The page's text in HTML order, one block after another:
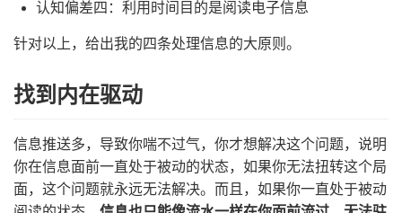
认知偏差四：利用时间目的是阅读电子信息
针对以上，给出我的四条处理信息的大原则。
找到内在驱动
信息推送多，导致你喘不过气，你才想解决这个问题，说明
你在信息面前一直处于被动的状态，如果你无法扭转这个局
面，这个问题就永远无法解决。而且，如果你一直处于被动